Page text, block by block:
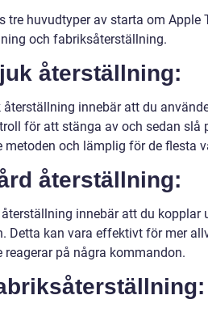
tre huvudtyper av starta om Apple
och fabriksåterställning.
återställning:
återställning innebär att du
för att stänga av och sedan slå
metoden och lämplig för de flesta
återställning:
återställning innebär att du
Detta kan vara effektivt för mer
reagerar på några kommandon.